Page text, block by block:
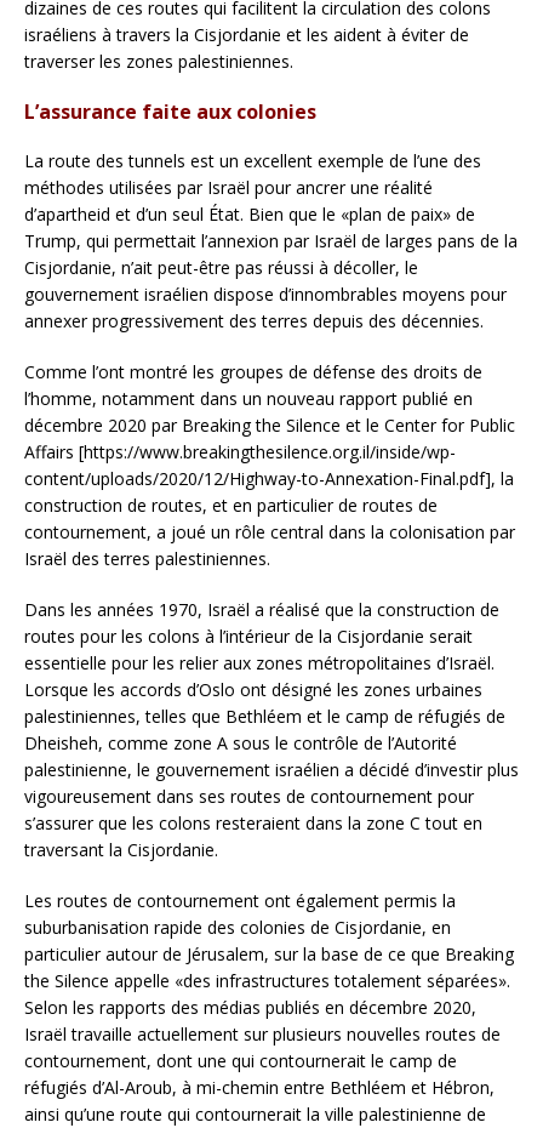
dizaines de ces routes qui facilitent la circulation des colons
israéliens à travers la Cisjordanie et les aident à éviter de
traverser les zones palestiniennes.
L’assurance faite aux colonies
La route des tunnels est un excellent exemple de l’une des
méthodes utilisées par Israël pour ancrer une réalité
d’apartheid et d’un seul État. Bien que le «plan de paix» de
Trump, qui permettait l’annexion par Israël de larges pans de la
Cisjordanie, n’ait peut-être pas réussi à décoller, le
gouvernement israélien dispose d’innombrables moyens pour
annexer progressivement des terres depuis des décennies.
Comme l’ont montré les groupes de défense des droits de
l’homme, notamment dans un nouveau rapport publié en
décembre 2020 par Breaking the Silence et le Center for Public
Affairs [https://www.breakingthesilence.org.il/inside/wp-
content/uploads/2020/12/Highway-to-Annexation-Final.pdf], la
construction de routes, et en particulier de routes de
contournement, a joué un rôle central dans la colonisation par
Israël des terres palestiniennes.
Dans les années 1970, Israël a réalisé que la construction de
routes pour les colons à l’intérieur de la Cisjordanie serait
essentielle pour les relier aux zones métropolitaines d’Israël.
Lorsque les accords d’Oslo ont désigné les zones urbaines
palestiniennes, telles que Bethléem et le camp de réfugiés de
Dheisheh, comme zone A sous le contrôle de l’Autorité
palestinienne, le gouvernement israélien a décidé d’investir plus
vigoureusement dans ses routes de contournement pour
s’assurer que les colons resteraient dans la zone C tout en
traversant la Cisjordanie.
Les routes de contournement ont également permis la
suburbanisation rapide des colonies de Cisjordanie, en
particulier autour de Jérusalem, sur la base de ce que Breaking
the Silence appelle «des infrastructures totalement séparées».
Selon les rapports des médias publiés en décembre 2020,
Israël travaille actuellement sur plusieurs nouvelles routes de
contournement, dont une qui contournerait le camp de
réfugiés d’Al-Aroub, à mi-chemin entre Bethléem et Hébron,
ainsi qu’une route qui contournerait la ville palestinienne de